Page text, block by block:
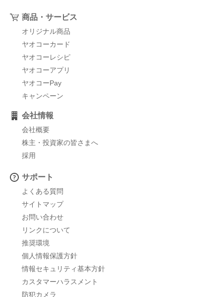
商品・サービス
オリジナル商品
ヤオコーカード
ヤオコーレシピ
ヤオコーアプリ
ヤオコーPay
キャンペーン
会社情報
会社概要
株主・投資家の皆さまへ
採用
サポート
よくある質問
サイトマップ
お問い合わせ
リンクについて
推奨環境
個人情報保護方針
情報セキュリティ基本方針
カスタマーハラスメント
防犯カメラ